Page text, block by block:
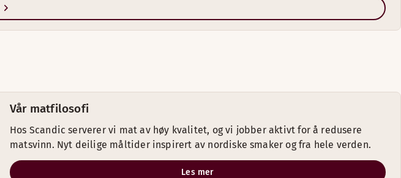
Vår matfilosofi
Hos Scandic serverer vi mat av høy kvalitet, og vi jobber aktivt for å redusere
matsvinn. Nyt deilige måltider inspirert av nordiske smaker og fra hele verden.
Les mer